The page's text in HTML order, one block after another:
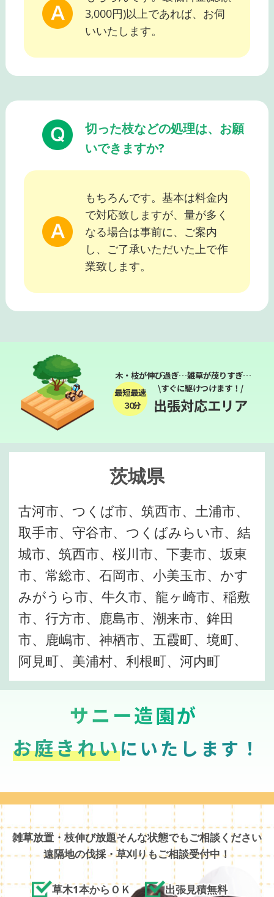
3,000円)以上であれば、お伺
いいたします。
切った枝などの処理は、お願
いできますか?
もちろんです。基本は料金内
で対応致しますが、量が多く
なる場合は事前に、ご案内
し、ご了承いただいた上で作
業致します。
木・枝が伸び過ぎ…雑草が茂りすぎ…
最短最速
３０分
\すぐに駆けつけます！/
出張対応エリア
茨城県
古河市、つくば市、筑西市、土浦市、
取手市、守谷市、つくばみらい市、結
城市、筑西市、桜川市、下妻市、坂東
市、常総市、石岡市、小美玉市、かす
みがうら市、牛久市、龍ヶ崎市、稲敷
市、行方市、鹿島市、潮来市、鉾田
市、鹿嶋市、神栖市、五霞町、境町、
阿見町、美浦村、利根町、河内町
サニー造園が
お庭きれいにいたします！
雑草放置・枝伸び放題そんな状態でもご相談ください
遠隔地の伐採・草刈りもご相談受付中！
草木1本からＯＫ
出張見積無料